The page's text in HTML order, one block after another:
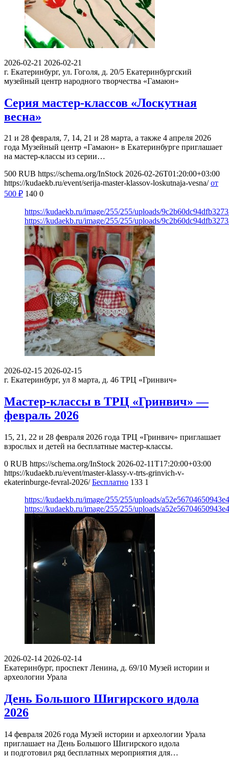
2026-02-21 2026-02-21
г. Екатеринбург, ул. Гоголя, д. 20/5 Екатеринбургский
музейный центр народного творчества «Гамаюн»
Серия мастер-классов «Лоскутная
весна»
21 и 28 февраля, 7, 14, 21 и 28 марта, а также 4 апреля 2026
года Музейный центр «Гамаюн» в Екатеринбурге приглашает
на мастер-классы из серии…
500 RUB https://schema.org/InStock 2026-02-26T01:20:00+03:00
https://kudaekb.ru/event/serija-master-klassov-loskutnaja-vesna/ от
500 ₽ 140 0
https://kudaekb.ru/image/255/255/uploads/
https://kudaekb.ru/image/255/255/uploads/
2026-02-15 2026-02-15
г. Екатеринбург, ул 8 марта, д. 46 ТРЦ «Гринвич»
Мастер-классы в ТРЦ «Гринвич» —
февраль 2026
15, 21, 22 и 28 февраля 2026 года ТРЦ «Гринвич» приглашает
взрослых и детей на бесплатные мастер-классы.
0 RUB https://schema.org/InStock 2026-02-11T17:20:00+03:00
https://kudaekb.ru/event/master-klassy-v-trts-grinvich-v-
ekaterinburge-fevral-2026/ Бесплатно 133 1
https://kudaekb.ru/image/255/255/uploads/
https://kudaekb.ru/image/255/255/uploads/
2026-02-14 2026-02-14
Екатеринбург, проспект Ленина, д. 69/10 Музей истории и
археологии Урала
День Большого Шигирского идола
2026
14 февраля 2026 года Музей истории и археологии Урала
приглашает на День Большого Шигирского идола
и подготовил ряд бесплатных мероприятия для…